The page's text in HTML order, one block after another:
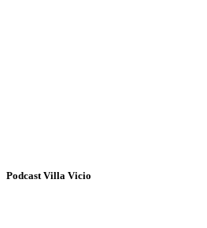
Podcast Villa Vicio